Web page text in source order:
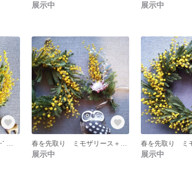
展示中 展示中
展示中 展示中